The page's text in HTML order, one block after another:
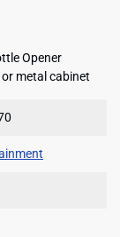
Opener
metal cabinet